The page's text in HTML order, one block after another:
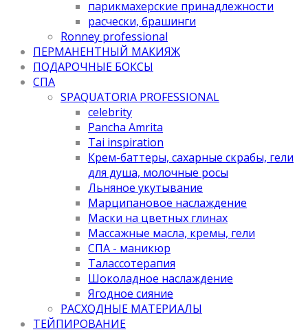
парикмахерские принадлежности
расчески, брашинги
Ronney professional
ПЕРМАНЕНТНЫЙ МАКИЯЖ
ПОДАРОЧНЫЕ БОКСЫ
СПА
SPAQUATORIA PROFESSIONAL
celebrity
Pancha Amrita
Tai inspiration
Крем-баттеры, сахарные скрабы, гели
для душа, молочные росы
Льняное укутывание
Марципановое наслаждение
Маски на цветных глинах
Массажные масла, кремы, гели
СПА - маникюр
Талассотерапия
Шоколадное наслаждение
Ягодное сияние
РАСХОДНЫЕ МАТЕРИАЛЫ
ТЕЙПИРОВАНИЕ